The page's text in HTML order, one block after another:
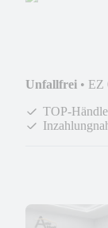
Unfallfrei • EZ
TOP-